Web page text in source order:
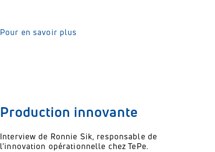
Pour en savoir plus
Production innovante
Interview de Ronnie Sik, responsable de
l'innovation opérationnelle chez TePe.